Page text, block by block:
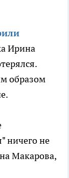
Ирина
образом
ничего не
Макарова,